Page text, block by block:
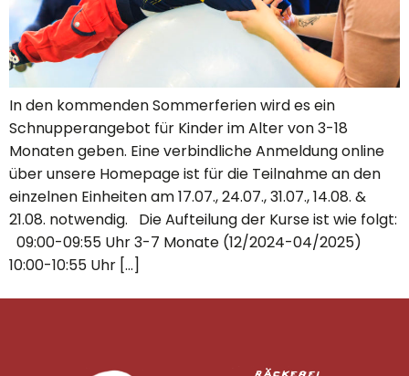
In den kommenden Sommerferien wird es ein
Schnupperangebot für Kinder im Alter von 3-18
Monaten geben. Eine verbindliche Anmeldung online
über unsere Homepage ist für die Teilnahme an den
einzelnen Einheiten am 17.07., 24.07., 31.07., 14.08. &
21.08. notwendig. Die Aufteilung der Kurse ist wie folgt:
09:00-09:55 Uhr 3-7 Monate (12/2024-04/2025)
10:00-10:55 Uhr […]